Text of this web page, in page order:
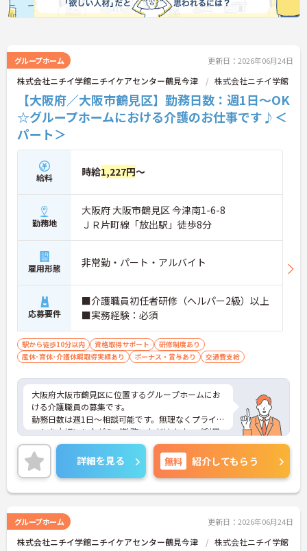
グループホーム 更新日：2026年06月24日
株式会社ニチイ学館ニチイケアセンター鶴見今津 株式会社ニチイ学館
【大阪府／大阪市鶴見区】勤務日数：週1日～OK
☆グループホームにおける介護のお仕事です♪＜
パート＞
給料 時給1,227円～
勤務地
大阪府 大阪市鶴見区 今津南1-6-8
ＪＲ片町線「放出駅」徒歩8分
雇用形態 非常勤・パート・アルバイト
応募要件
■介護職員初任者研修（ヘルパー2級）以上
■実務経験：必須
駅から徒歩10分以内 資格取得サポート
研修制度あり
産休･育休･介護休暇取得実績あり
ボーナス・賞与あり 交通費支給
大阪府大阪市鶴見区に位置するグループホームにお
ける介護職員の募集です。
勤務日数は週1日～相談可能です。無理なくプライベ
ートを大切にしながらご勤務いただけます。ご利用
者一人ひとりに寄り添って、その方に最適な介護サ
ービスの提供を行っていただける方を募集していま
す。
ご興味のある方には、面接対策ポイントなど、さら
に詳細をご案内しますのでお気軽にご相談くださ
詳細を見る 無料 紹介してもらう
グループホーム 更新日：2026年06月24日
株式会社ニチイ学館ニチイケアセンター鶴見今津 株式会社ニチイ学館